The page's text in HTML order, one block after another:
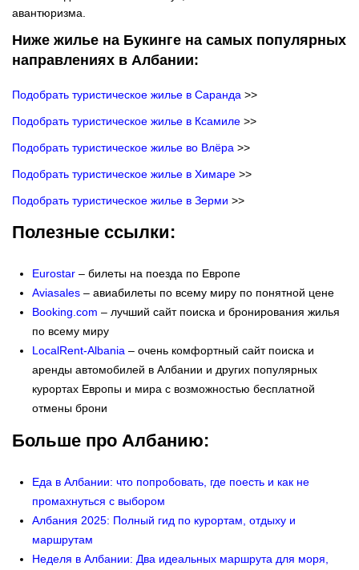
авантюризма.
Ниже жилье на Букинге на самых популярных
направлениях в Албании:
Подобрать туристическое жилье в Саранда >>
Подобрать туристическое жилье в Ксамиле >>
Подобрать туристическое жилье во Влёра >>
Подобрать туристическое жилье в Химаре >>
Подобрать туристическое жилье в Зерми >>
Полезные ссылки:
Eurostar – билеты на поезда по Европе
Aviasales – авиабилеты по всему миру по понятной цене
Booking.com – лучший сайт поиска и бронирования жилья
по всему миру
LocalRent-Albania – очень комфортный сайт поиска и
аренды автомобилей в Албании и других популярных
курортах Европы и мира с возможностью бесплатной
отмены брони
Больше про Албанию:
Еда в Албании: что попробовать, где поесть и как не
промахнуться с выбором
Албания 2025: Полный гид по курортам, отдыху и
маршрутам
Неделя в Албании: Два идеальных маршрута для моря,